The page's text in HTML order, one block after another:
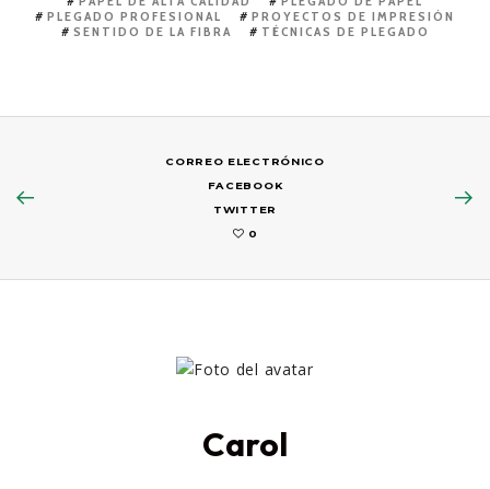
PLEGADO PROFESIONAL
PROYECTOS DE IMPRESIÓN
SENTIDO DE LA FIBRA
TÉCNICAS DE PLEGADO
CORREO ELECTRÓNICO
FACEBOOK
TWITTER
0
Carol